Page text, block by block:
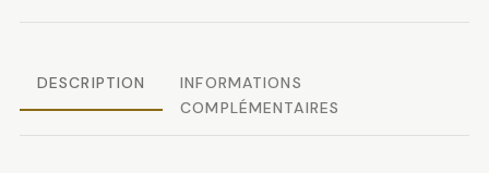
DESCRIPTION
INFORMATIONS
COMPLÉMENTAIRES